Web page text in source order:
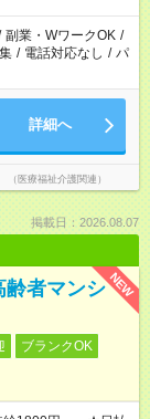
短期間の就業はご
副業・WワークOK /
/ 電話対応なし / パ
詳細へ
医療福祉介護関連）
掲載日：2026.08.07
NEW
齢者マンシ
ブランクOK